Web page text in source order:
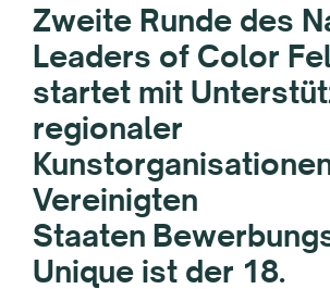
Zweite Runde des
Leaders of Color
startet mit
regionaler
Vereinigten
Staaten
Unique ist der 18.